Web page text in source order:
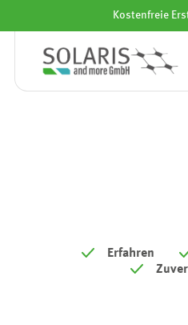
Kostenfreie
Fronius
Erfahren